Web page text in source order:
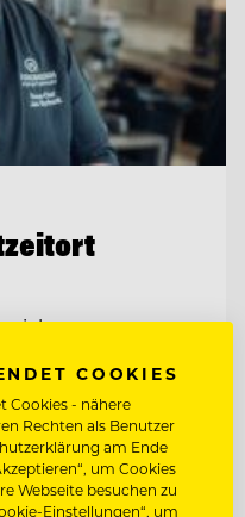
(M/W/D)
COOKIES
Cookies - nähere
Rechten als Benutzer
am Ende
um Cookies
Webseite besuchen zu
Einstellungen“, um